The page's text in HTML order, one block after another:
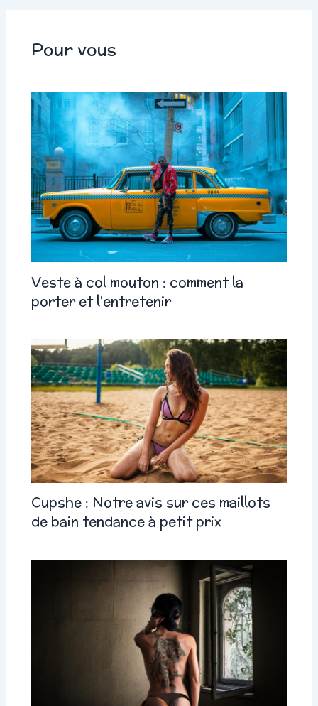
Pour vous
Veste à col mouton : comment la
porter et l’entretenir
Cupshe : Notre avis sur ces maillots
de bain tendance à petit prix